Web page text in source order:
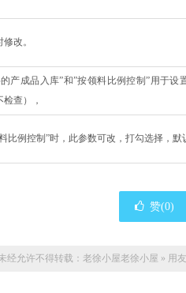
改。
产成品入库”和”按领料比例控制”用于
检查），
比例控制”时，此参数可改，打勾选择，默
赞(0)
经允许不得转载：老徐小屋老徐小屋 » 用